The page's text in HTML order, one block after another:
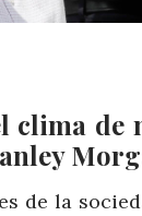
clima de
de la